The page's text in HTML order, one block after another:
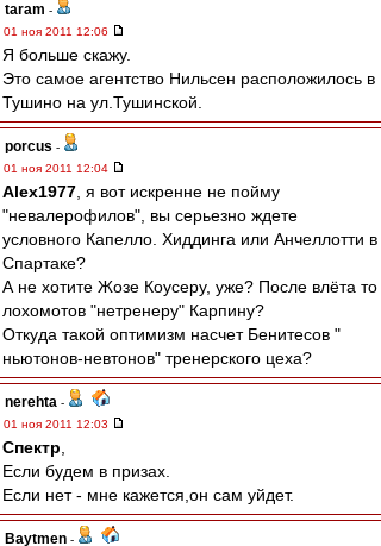
taram -
01 ноя 2011 12:06
Я больше скажу.
Это самое агентство Нильсен расположилось в
Тушино на ул.Тушинской.
porcus -
01 ноя 2011 12:04
Alex1977 , я вот искренне не пойму
"невалерофилов", вы серьезно ждете
условного Капелло. Хиддинга или Анчеллотти в
Спартаке?
А не хотите Жозе Коусеру, уже? После влёта то
лохомотов "нетренеру" Карпину?
Откуда такой оптимизм насчет Бенитесов "
ньютонов-невтонов" тренерского цеха?
nerehta -
01 ноя 2011 12:03
Спектр
Если будем в призах.
Если нет - мне кажется,он сам уйдет.
Baytmen -